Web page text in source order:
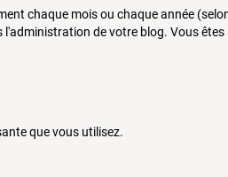
chaque mois ou chaque année
de votre blog. Vous êtes
que vous utilisez.